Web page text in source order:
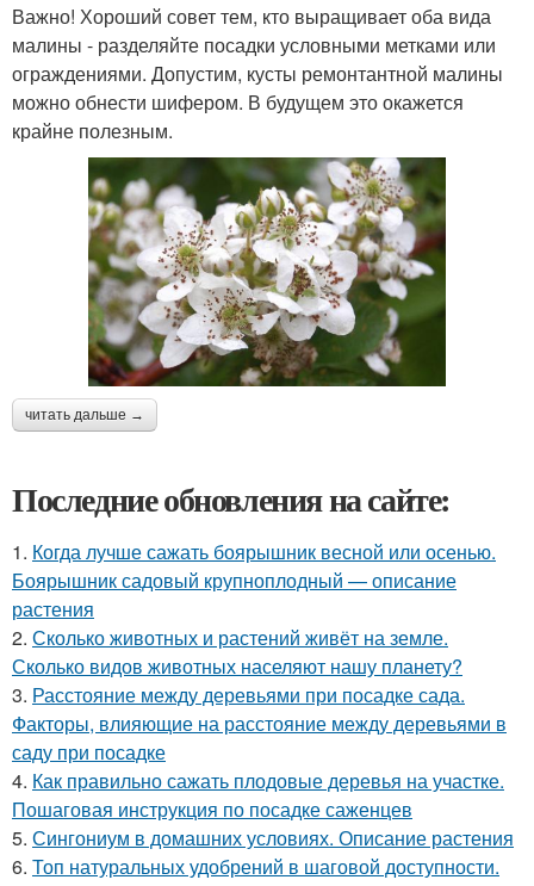
Важно! Хороший совет тем, кто выращивает оба вида
малины - разделяйте посадки условными метками или
ограждениями. Допустим, кусты ремонтантной малины
можно обнести шифером. В будущем это окажется
крайне полезным.
читать дальше →
Последние обновления на сайте:
1. Когда лучше сажать боярышник весной или осенью.
Боярышник садовый крупноплодный — описание
растения
2. Сколько животных и растений живёт на земле.
Сколько видов животных населяют нашу планету?
3. Расстояние между деревьями при посадке сада.
Факторы, влияющие на расстояние между деревьями в
саду при посадке
4. Как правильно сажать плодовые деревья на участке.
Пошаговая инструкция по посадке саженцев
5. Сингониум в домашних условиях. Описание растения
6. Топ натуральных удобрений в шаговой доступности.